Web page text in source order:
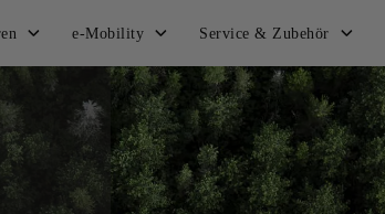
e-Mobility Service & Zubehör